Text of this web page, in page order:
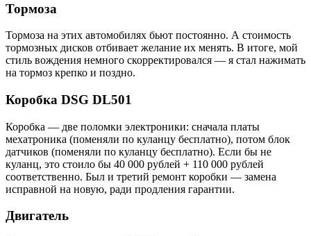
Тормоза
Тормоза на этих автомобилях бьют постоянно. А стоимость
тормозных дисков отбивает желание их менять. В итоге, мой
стиль вождения немного скорректировался — я стал нажимать
на тормоз крепко и поздно.
Коробка DSG DL501
Коробка — две поломки электроники: сначала платы
мехатроника (поменяли по куланцу бесплатно), потом блок
датчиков (поменяли по куланцу бесплатно). Если бы не
куланц, это стоило бы 40 000 рублей + 110 000 рублей
соответственно. Был и третий ремонт коробки — замена
исправной на новую, ради продления гарантии.
Двигатель